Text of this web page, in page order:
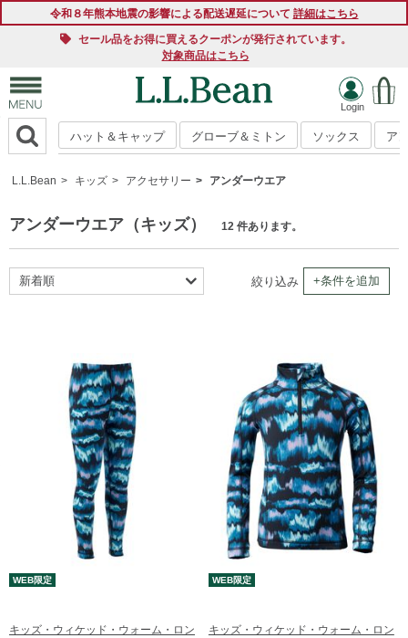
令和８年熊本地震の影響による配送遅延について 詳細はこちら
セール品をお得に買えるクーポンが発行されています。
対象商品はこちら
ハット＆キャップ グローブ＆ミトン ソックス ア
L.L.Bean キッズ アクセサリー アンダーウエア
アンダーウエア（キッズ） 12 件あります。
新着順
価格の安い順
価格の高い順
レビュー評価順
売れてる順
絞り込み +条件を追加
WEB限定
キッズ・ウィケッド・ウォーム・ロン
WEB限定
キッズ・ウィケッド・ウォーム・ロン